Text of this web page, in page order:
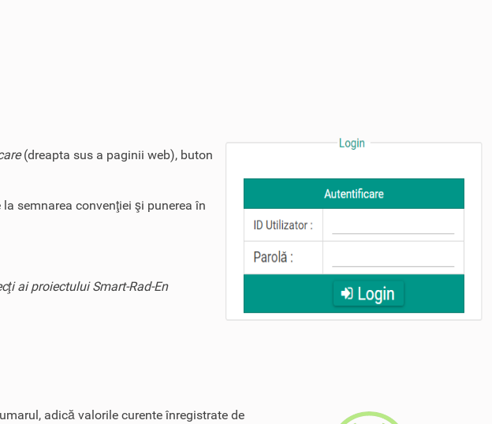
(dreapta sus a paginii web), buton
semnarea convenţiei şi punerea în
ai proiectului Smart-Rad-En
adică valorile curente înregistrate de